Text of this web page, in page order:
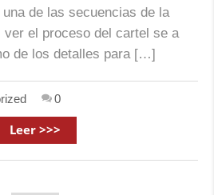
de las secuencias de la
ver el proceso del cartel se a
de los detalles para […]
0
Leer >>>